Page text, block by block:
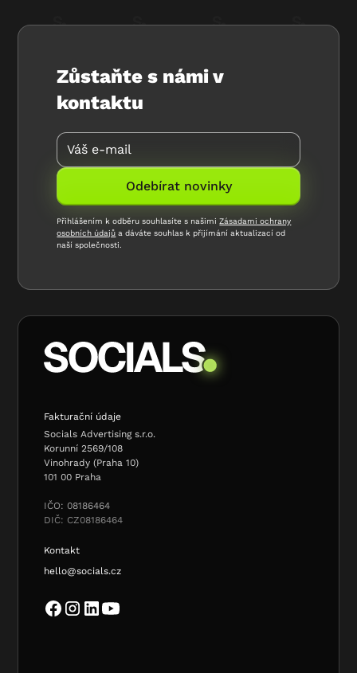
Zůstaňte s námi v
kontaktu
Přihlášením k odběru souhlasíte s našimiZásadami ochrany
osobních údajů a dáváte souhlas k přijímání aktualizací od
naší společnosti.
Fakturační údaje
Socials Advertising s.r.o.
Korunní 2569/108
Vinohrady (Praha 10)
101 00 Praha
IČO: 08186464
DIČ: CZ08186464
Kontakt
hello@socials.cz